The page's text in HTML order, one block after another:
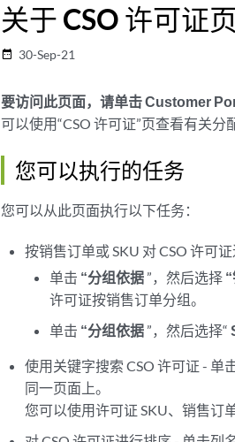
关于 CSO 许可证
date_range 30-Sep-21
要访问此页面，请单击 Customer
可以使用“CSO 许可证”页查看有关分
您可以执行的任务
您可以从此页面执行以下任务：
按销售订单或 SKU 对 CSO 许可证
单击 “分组依据”，然后选择
许可证按销售订单分组。
单击 “分组依据”，然后选择“
使用关键字搜索 CSO 许可证 -
同一页面上。
您可以使用许可证 SKU、销售订